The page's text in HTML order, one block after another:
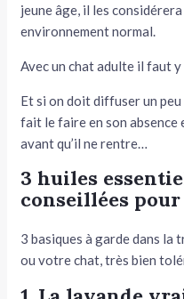
jeune âge, il les
environnement normal.
Avec un chat adulte il faut
Et si on doit diffuser un
fait le faire en son absence
avant qu’il ne rentre…
3 huiles
conseillées
3 basiques à garde dans la
ou votre chat, très bien